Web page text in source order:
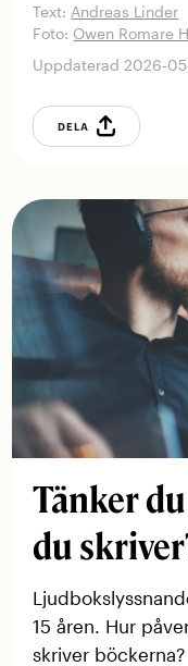
Text: Andreas Linder
Foto: Owen Romare
Uppdaterad 2026-
DELA
Tänker
du
15 åren. Hur
skriver